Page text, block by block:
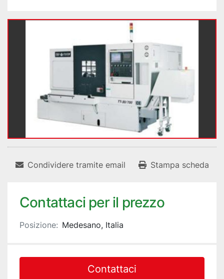
Condividere tramite email Stampa scheda
Contattaci per il prezzo
Posizione: Medesano, Italia
Contattaci